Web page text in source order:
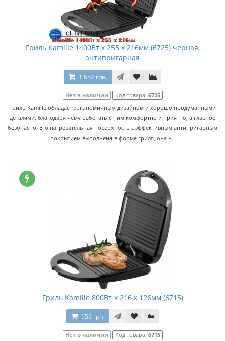
Гриль Kamille 1400Вт x 255 x 216мм (6725) черная,
антипригарная
1 652 грн.
Нет в наличии Код товара: 6725
Гриль Kamille обладает эргономичным дизайном и хорошо продуманными
деталями, благодаря чему работать с ним комфортно и приятно, а главное
безопасно. Его нагревательная поверхность с эффективным антипригарным
покрытием выполнена в форме гриля, она н..
Гриль Kamille 800Вт x 216 x 126мм (6715)
956 грн.
Нет в наличии Код товара: 6715